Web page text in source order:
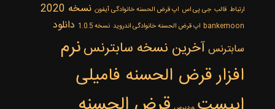
ارتباط قالب جی پی اس اپ قرض الحسنه خانوادگی آیفون نسخه 2020
bankemoon اپ قرض الحسنه خانوادگی اندروید نسخه 1.0.5
دانلود
سابترنس‌آخرین نسخه سابترنسنرم
افزار قرض الحسنه فامیلی